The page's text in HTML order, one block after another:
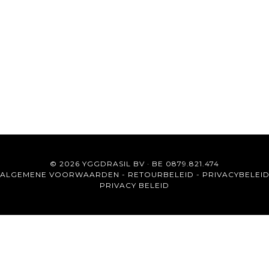
© 2026 YGGDRASIL BV · BE 0879.821.474
ALGEMENE VOORWAARDEN - RETOURBELEID - PRIVACYBELEID
PRIVACY BELEID